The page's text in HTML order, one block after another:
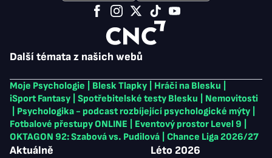
Další témata z našich webů
Moje Psychologie Blesk Tlapky Hráči na Blesku
iSport Fantasy
Spotřebitelské testy Blesku
Nemovitosti
Psychologika - podcast rozbíjející psychologické mýty
Fotbalové přestupy ONLINE
Eventový prostor Level 9
OKTAGON 92: Szabová vs. Pudilová
Chance Liga 2026/27
Aktuálně Léto 2026